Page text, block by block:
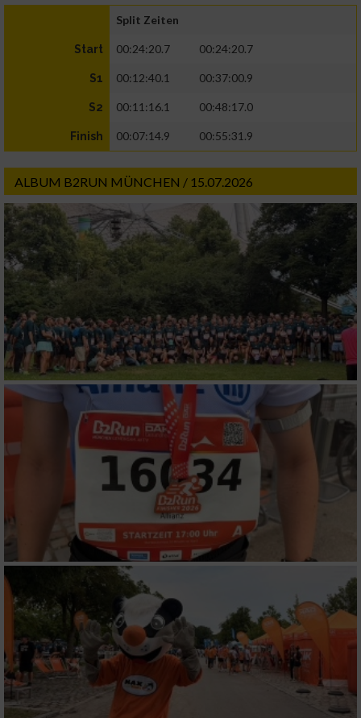
Split Zeiten
Start 00:24:20.7 00:24:20.7
S1 00:12:40.1 00:37:00.9
S2 00:11:16.1 00:48:17.0
Finish 00:07:14.9 00:55:31.9
ALBUM B2RUN MÜNCHEN / 15.07.2026